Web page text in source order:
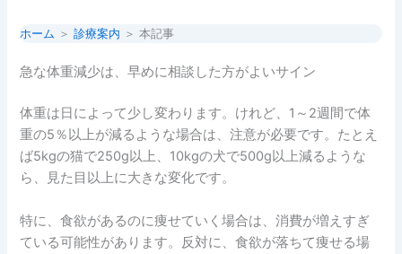
ホーム ＞診療案内 ＞ 本記事
急な体重減少は、早めに相談した方がよいサイン
体重は日によって少し変わります。けれど、1～2週間で体
重の5％以上が減るような場合は、注意が必要です。たとえ
ば5kgの猫で250g以上、10kgの犬で500g以上減るような
ら、見た目以上に大きな変化です。
特に、食欲があるのに痩せていく場合は、消費が増えすぎ
ている可能性があります。反対に、食欲が落ちて痩せる場